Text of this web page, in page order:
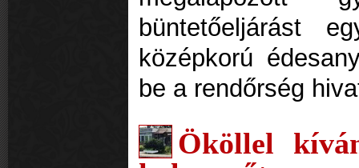
büntetőeljárást
középkorú
be a rendőrség
Ököllel